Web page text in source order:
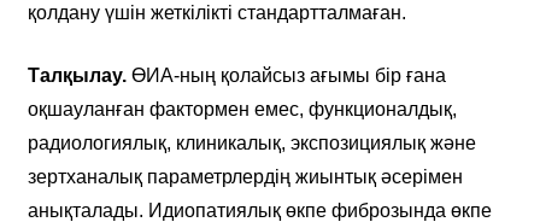
қолдану үшін жеткілікті стандартталмаған.
Талқылау. ӨИА-ның қолайсыз ағымы бір ғана
оқшауланған фактормен емес, функционалдық,
радиологиялық, клиникалық, экспозициялық және
зертханалық параметрлердің жиынтық әсерімен
анықталады. Идиопатиялық өкпе фиброзында өкпе